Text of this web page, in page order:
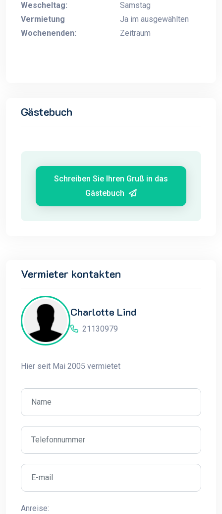
Wescheltag:
Samstag
Vermietung
Wochenenden:
Ja im ausgewählten
Zeitraum
Gästebuch
Schreiben Sie Ihren Gruß in das
Gästebuch
Vermieter kontakten
Charlotte Lind
21130979
Hier seit Mai 2005 vermietet
Anreise: